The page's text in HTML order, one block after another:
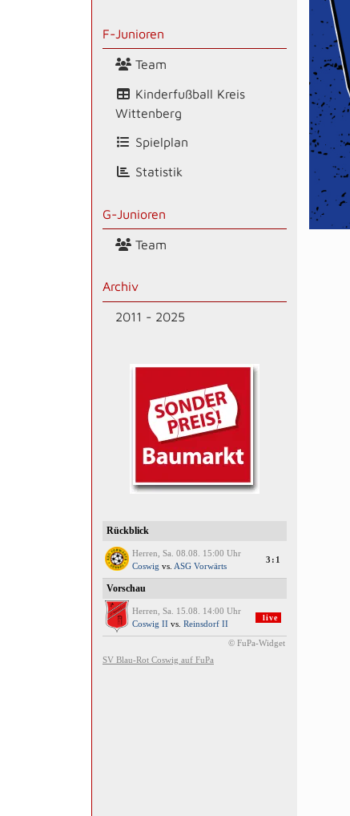
F-Junioren
Team
Kinderfußball Kreis
Wittenberg
Spielplan
Statistik
G-Junioren
Team
Archiv
2011 - 2025